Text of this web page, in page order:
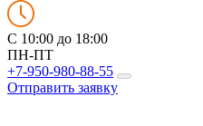
C 10:00 до 18:00
ПН-ПТ
+7-950-980-88-55
Отправить заявку